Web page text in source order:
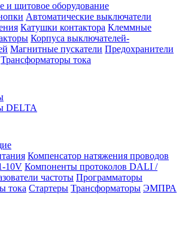
и щитовое оборудование
Автоматические выключатели
Катушки контактора Клеммные
Корпуса выключателей-
Магнитные пускатели Предохранители
Трансформаторы тока
DELTA
Компенсатор натяжения проводов
10V Компоненты протоколов DALI /
частоты Программаторы
тока Стартеры Трансформаторы ЭМПРА